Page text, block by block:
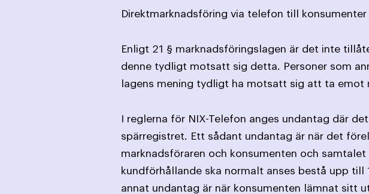
Direktmarknadsföring via telefon till
Enligt 21 § marknadsföringslagen är det inte
denne tydligt motsatt sig detta. Personer som
lagens mening tydligt ha motsatt sig att ta emot
I reglerna för NIX-Telefon anges undantag där
spärregistret. Ett sådant undantag är när det
marknads­föraren och konsumenten och
kund­förhållande ska normalt anses bestå upp
annat undantag är när konsumenten lämnat sitt